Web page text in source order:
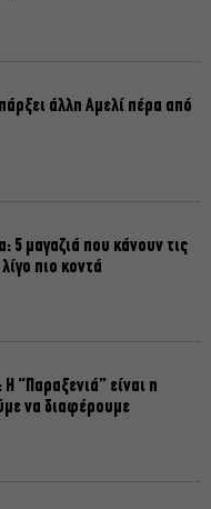
άλλη Αμελί πέρα από
5 μαγαζιά που κάνουν τις
πιο κοντά
“Παραξενιά” είναι η
να διαφέρουμε